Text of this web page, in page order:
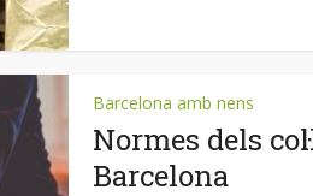
Barcelona amb nens
Normes dels
Barcelona